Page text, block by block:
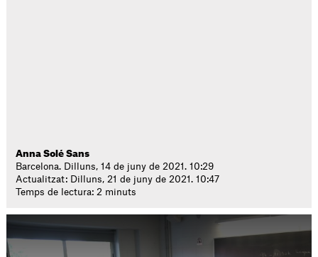
Anna Solé Sans
Barcelona. Dilluns, 14 de juny de 2021. 10:29
Actualitzat: Dilluns, 21 de juny de 2021. 10:47
Temps de lectura: 2 minuts